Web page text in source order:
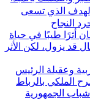
الذي تسعى
النجاح
أثرًا طيبًا في حياة
قد يزول، لكن الأثر
وعقيلة الرئيس
الملكي بالرباط
الجمهورية